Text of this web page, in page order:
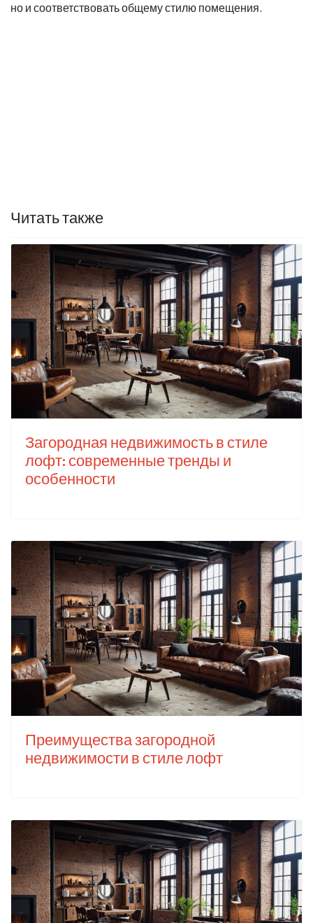
но и соответствовать общему стилю помещения.
Читать также
Загородная недвижимость в стиле
лофт: современные тренды и
особенности
Преимущества загородной
недвижимости в стиле лофт